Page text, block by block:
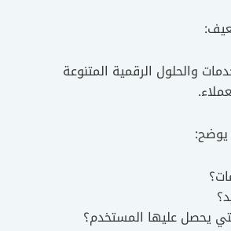
والحلول الرقمية المتنوعة
يوضح:
يحصل عليها المستخدم؟